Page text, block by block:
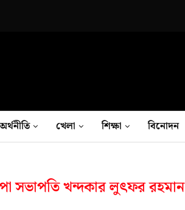
অর্থনীতি খেলা শিক্ষা বিনোদন
সভাপতি খন্দকার লুৎফর রহমান